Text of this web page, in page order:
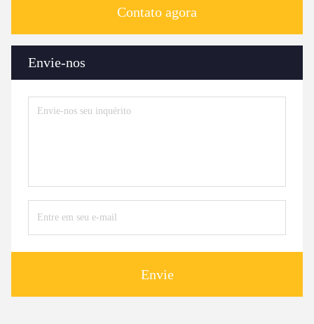
Contato agora
Envie-nos
Envie